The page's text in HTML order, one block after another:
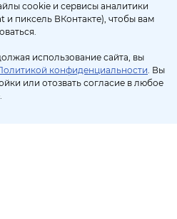
cookie и сервисы аналитики
и пиксель ВКонтакте), чтобы вам
использование сайта, вы
конфиденциальности. Вы
или отозвать согласие в любое